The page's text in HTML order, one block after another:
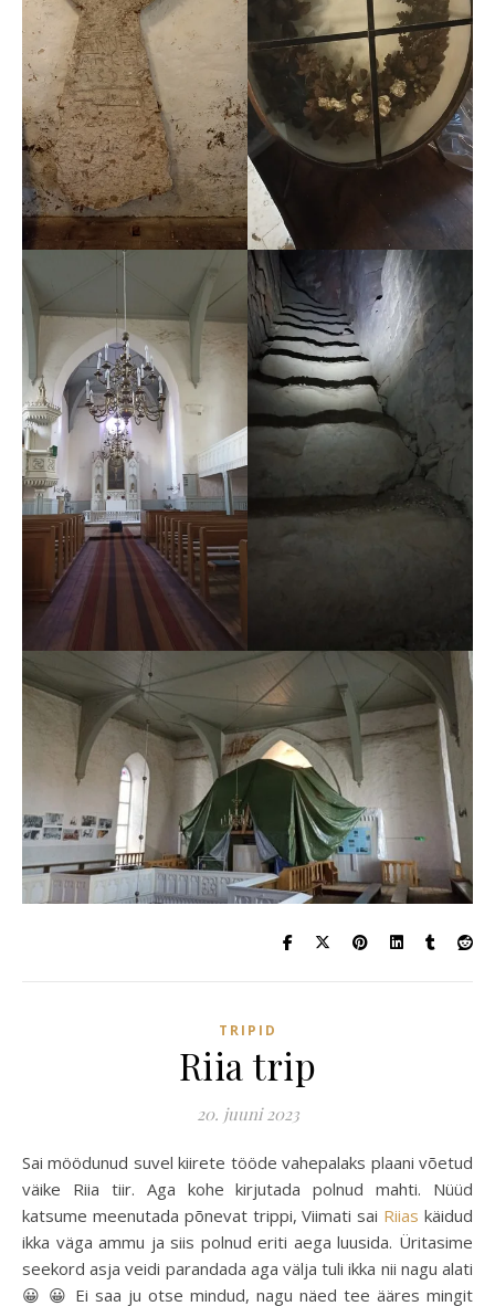
TRIPID
Riia trip
20. juuni 2023
Sai möödunud suvel kiirete tööde vahepalaks plaani võetud
väike Riia tiir. Aga kohe kirjutada polnud mahti. Nüüd
katsume meenutada põnevat trippi, Viimati sai Riias käidud
ikka väga ammu ja siis polnud eriti aega luusida. Üritasime
seekord asja veidi parandada aga välja tuli ikka nii nagu alati
😀 😀 Ei saa ju otse mindud, nagu näed tee ääres mingit